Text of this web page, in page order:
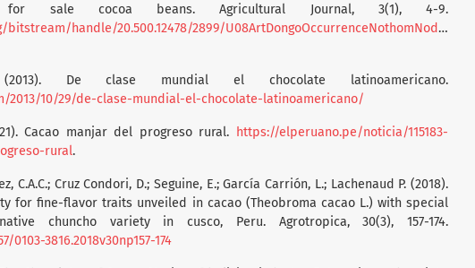
for sale cocoa beans. Agricultural Journal, 3(1), 4-9.
handle/20.500.12478/2899/U08ArtDongoOccurrenceNothomNodev.pdf?
De clase mundial el chocolate latinoamericano.
2013/10/29/de-clase-mundial-el-chocolate-latinoamericano/
Cacao manjar del progreso rural. https://elperuano.pe/noticia/115183-
rural.
C.A.C.; Cruz Condori, D.; Seguine, E.; García Carrión, L.; Lachenaud P. (2018).
for fine-flavor traits unveiled in cacao (Theobroma cacao L.) with special
chuncho variety in cusco, Peru. Agrotropica, 30(3), 157-174.
0103-3816.2018v30np157-174